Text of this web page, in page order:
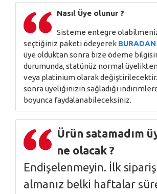
Nasıl Üye olunur ?
Sisteme entegre
seçtiğiniz paketi ödeyerek BURADAN
üye olduktan sonra bize ödeme
durumunda, statünüz normal
veya platinium olarak
sonra üyeliğinizin sağladığı
boyunca faydalanabileceksiniz.
Ürün satamadım
ne olacak ?
Endişelenmeyin. İlk
almanız belki haftalar